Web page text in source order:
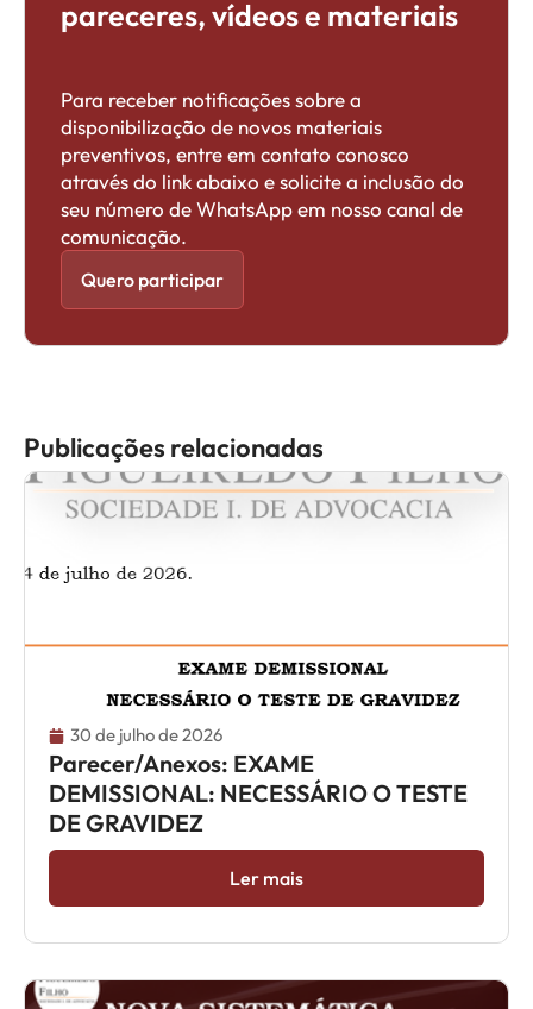
pareceres, vídeos e materiais
Para receber notificações sobre a
disponibilização de novos materiais
preventivos, entre em contato conosco
através do link abaixo e solicite a inclusão do
seu número de WhatsApp em nosso canal de
comunicação.
Quero participar
Publicações relacionadas
30 de julho de 2026
Parecer/Anexos: EXAME
DEMISSIONAL: NECESSÁRIO O TESTE
DE GRAVIDEZ
Ler mais